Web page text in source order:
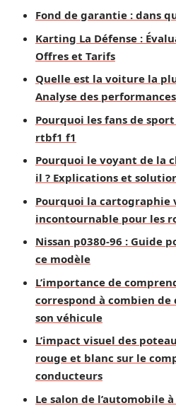
Fond de garantie : dans
Karting La Défense :
Offres et Tarifs
Quelle est la voiture la
Analyse des
Pourquoi les fans de
rtbf1 f1
Pourquoi le voyant de la
il ? Explications et
Pourquoi la cartographie
incontournable pour les
Nissan p0380-96 : Guide
ce modèle
L’importance de
correspond à combien
son véhicule
L’impact visuel des
rouge et blanc sur le
conducteurs
Le salon de l’automobile